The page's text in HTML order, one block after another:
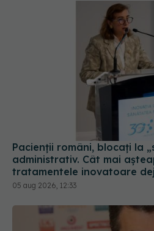
Pacienții români, blocați la
administrativ. Cât mai
tratamentele inovatoare
Europa
05 aug 2026, 12:33